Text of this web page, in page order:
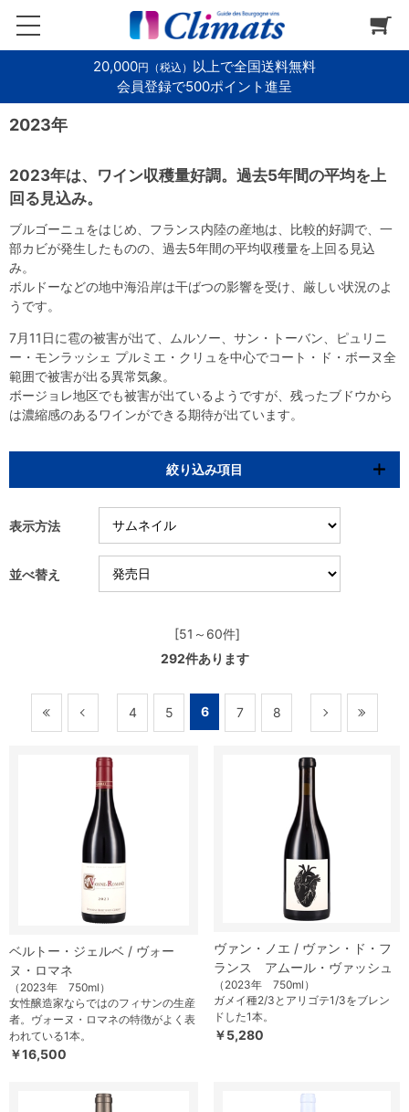
20,000円（税込） 以上で全国送料無料
会員登録で500ポイント進呈
2023年
2023年は、ワイン収穫量好調。過去5年間の平均を上
回る見込み。
ブルゴーニュをはじめ、フランス内陸の産地は、比較的好調で、一
部カビが発生したものの、過去5年間の平均収穫量を上回る見込
み。
ボルドーなどの地中海沿岸は干ばつの影響を受け、厳しい状況のよ
うです。
7月11日に雹の被害が出て、ムルソー、サン・トーバン、ピュリニ
ー・モンラッシェ プルミエ・クリュを中心でコート・ド・ボーヌ全
範囲で被害が出る異常気象。
ボージョレ地区でも被害が出ているようですが、残ったブドウから
は濃縮感のあるワインができる期待が出ています。
絞り込み項目
表示方法
並べ替え
[51～60件]
292件あります
4 5 6 7 8
ベルトー・ジェルベ / ヴォー
ヌ・ロマネ
（2023年 750ml）
女性醸造家ならではのフィサンの生産
者。ヴォーヌ・ロマネの特徴がよく表
われている1本。
￥16,500
ヴァン・ノエ / ヴァン・ド・フ
ランス アムール・ヴァッシュ
（2023年 750ml）
ガメイ種2/3とアリゴテ1/3をブレン
ドした1本。
￥5,280